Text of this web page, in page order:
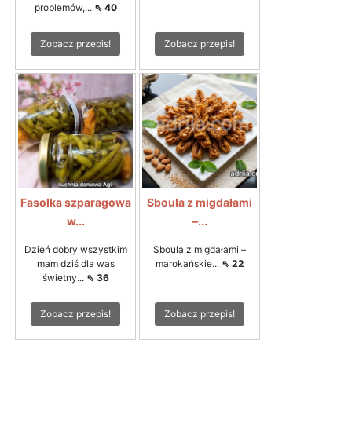
problemów,... ⇖ 40
Zobacz przepis! Zobacz przepis!
Fasolka szparagowa
w...
Dzień dobry wszystkim
mam dziś dla was
świetny... ⇖ 36
Zobacz przepis!
Sboula z migdałami
–...
Sboula z migdałami –
marokańskie... ⇖ 22
Zobacz przepis!